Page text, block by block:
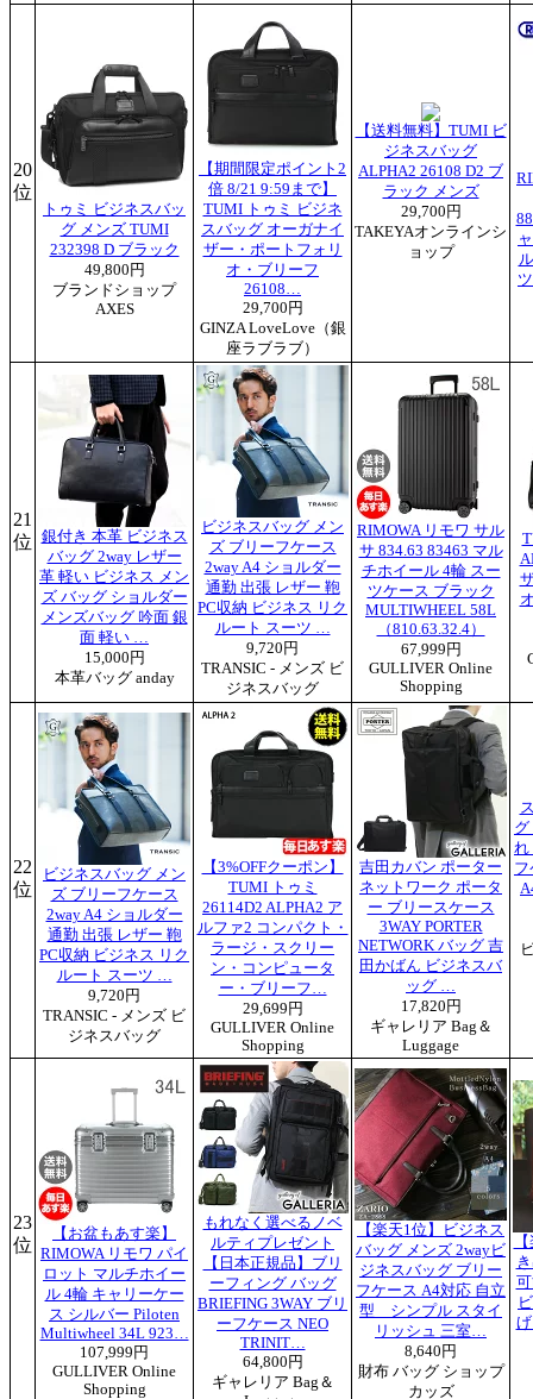
20
位
トゥミ ビジネスバッ
グ メンズ TUMI
232398 D ブラック
49,800円
ブランドショップ
AXES
【期間限定ポイント2
倍 8/21 9:59まで】
TUMI トゥミ ビジネ
スバッグ オーガナイ
ザー・ポートフォリ
オ・ブリーフ
26108…
29,700円
GINZA LoveLove（銀
座ラブラブ）
【送料無料】TUMI ビ
ジネスバッグ
ALPHA2 26108 D2 ブ
ラック メンズ
29,700円
TAKEYAオンラインシ
ョップ
21
位
銀付き 本革 ビジネス
バッグ 2way レザー
革 軽い ビジネス メン
ズ バッグ ショルダー
メンズバッグ 吟面 銀
面 軽い …
15,000円
本革バッグ anday
ビジネスバッグ メン
ズ ブリーフケース
2way A4 ショルダー
通勤 出張 レザー 鞄
PC収納 ビジネス リク
ルート スーツ …
9,720円
TRANSIC - メンズ ビ
ジネスバッグ
RIMOWA リモワ サル
サ 834.63 83463 マル
チホイール 4輪 スー
ツケース ブラック
MULTIWHEEL 58L
（810.63.32.4）
67,999円
GULLIVER Online
Shopping
22
位
ビジネスバッグ メン
ズ ブリーフケース
2way A4 ショルダー
通勤 出張 レザー 鞄
PC収納 ビジネス リク
ルート スーツ …
9,720円
TRANSIC - メンズ ビ
ジネスバッグ
【3%OFFクーポン】
TUMI トゥミ
26114D2 ALPHA2 ア
ルファ2 コンパクト・
ラージ・スクリー
ン・コンピュータ
ー・ブリーフ…
29,699円
GULLIVER Online
Shopping
吉田カバン ポーター
ネットワーク ポータ
ー ブリースケース
3WAY PORTER
NETWORK バッグ 吉
田かばん ビジネスバ
ッグ …
17,820円
ギャレリア Bag＆
Luggage
グ
れ
フ
23
位
【お盆もあす楽】
RIMOWA リモワ パイ
ロット マルチホイー
ル 4輪 キャリーケー
ス シルバー Piloten
Multiwheel 34L 923…
107,999円
GULLIVER Online
Shopping
もれなく選べるノベ
ルティプレゼント
【日本正規品】ブリ
ーフィング バッグ
BRIEFING 3WAY ブリ
ーフケース NEO
TRINIT…
64,800円
ギャレリア Bag＆
【楽天1位】ビジネス
バッグ メンズ 2wayビ
ジネスバッグ ブリー
フケース A4対応 自立
型 シンプル スタイ
リッシュ 三室…
8,640円
財布 バッグ ショップ
カッズ